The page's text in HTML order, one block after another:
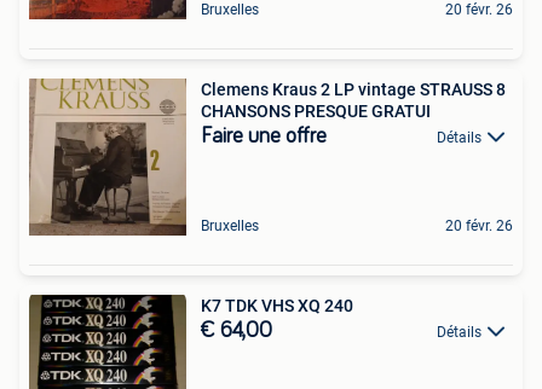
Bruxelles 20 févr. 26
Clemens Kraus 2 LP vintage STRAUSS 8
CHANSONS PRESQUE GRATUI
Faire une offre Détails
Bruxelles 20 févr. 26
K7 TDK VHS XQ 240
€ 64,00 Détails